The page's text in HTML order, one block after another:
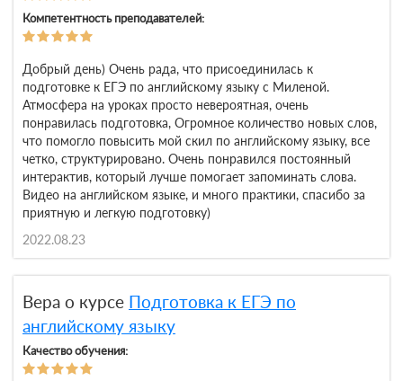
Компетентность преподавателей:
Добрый день) Очень рада, что присоединилась к
подготовке к ЕГЭ по английскому языку с Миленой.
Атмосфера на уроках просто невероятная, очень
понравилась подготовка, Огромное количество новых слов,
что помогло повысить мой скил по английскому языку, все
четко, структурировано. Очень понравился постоянный
интерактив, который лучше помогает запоминать слова.
Видео на английском языке, и много практики, спасибо за
приятную и легкую подготовку)
2022.08.23
Вера о курсе Подготовка к ЕГЭ по
английскому языку
Качество обучения: